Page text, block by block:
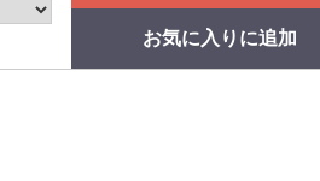
お気に入りに追加